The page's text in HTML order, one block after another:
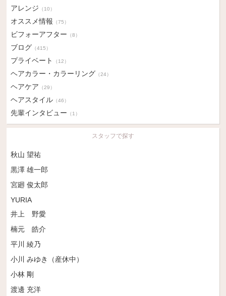
アレンジ （10）
オススメ情報 （75）
ビフォーアフター （8）
ブログ （415）
プライベート （12）
ヘアカラー・カラーリング （24）
ヘアケア （29）
ヘアスタイル （46）
先輩インタビュー （1）
スタッフで探す
秋山 望祐
黒澤 雄一郎
宮廻 俊太郎
YURIA
井上 野愛
楠元 皓介
平川 綾乃
小川 みゆき（産休中）
小林 剛
渡邊 充洋